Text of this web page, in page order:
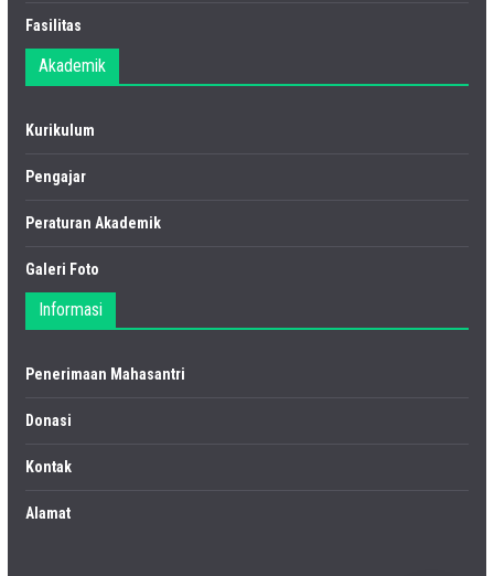
Fasilitas
Akademik
Kurikulum
Pengajar
Peraturan Akademik
Galeri Foto
Informasi
Penerimaan Mahasantri
Donasi
Kontak
Alamat